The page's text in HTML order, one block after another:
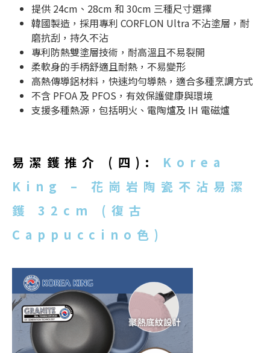
提供 24cm、28cm 和 30cm 三種尺寸選擇
韓國製造，採用專利 CORFLON Ultra 不沾塗層，耐
磨抗刮，持久不沾
專利防熱雙塗層技術，耐高溫且不易裂開
柔軟身的手柄舒適且耐熱，不易變形
高熱傳導鋁材料，快速均勻導熱，適合多種烹調方式
不含 PFOA 及 PFOS，有效保護健康與環境
支援多種熱源，包括明火、電陶爐及 IH 電磁爐
易潔鑊推介 (四): Korea
King – 花崗岩陶瓷不沾易潔
鑊 32cm (復古
Cappuccino色)